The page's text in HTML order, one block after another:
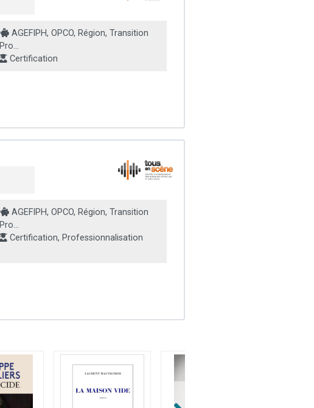
AGEFIPH, OPCO, Région, Transition
Pro...
Certification
AGEFIPH, OPCO, Région, Transition
Pro...
Certification, Professionnalisation